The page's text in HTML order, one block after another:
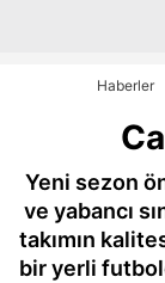
Haberler
Yeni sezon
ve yabancı
takımın
bir yerli